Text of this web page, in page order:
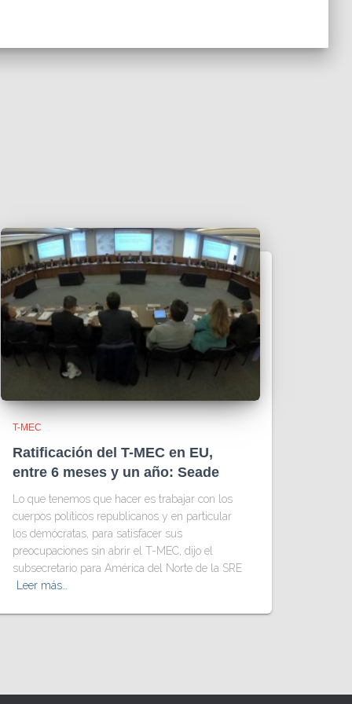
T-MEC
Ratificación del T-MEC en EU,
entre 6 meses y un año: Seade
Lo que tenemos que hacer es trabajar con los
cuerpos políticos republicanos y en particular
los demócratas, para satisfacer sus
preocupaciones sin abrir el T-MEC, dijo el
subsecretario para América del Norte de la SRE
Leer más…